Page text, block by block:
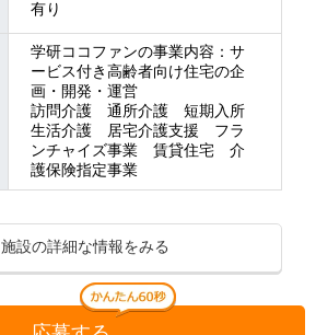
有り
学研ココファンの事業内容：サ
ービス付き高齢者向け住宅の企
画・開発・運営
訪問介護 通所介護 短期入所
生活介護 居宅介護支援 フラ
ンチャイズ事業 賃貸住宅 介
護保険指定事業
施設の詳細な情報をみる